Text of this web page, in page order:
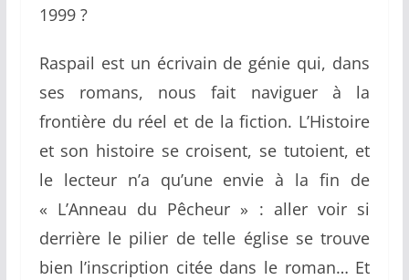
1999 ?
Raspail est un écrivain de génie qui, dans
ses romans, nous fait naviguer à la
frontière du réel et de la fiction. L’Histoire
et son histoire se croisent, se tutoient, et
le lecteur n’a qu’une envie à la fin de
« L’Anneau du Pêcheur » : aller voir si
derrière le pilier de telle église se trouve
bien l’inscription citée dans le roman… Et